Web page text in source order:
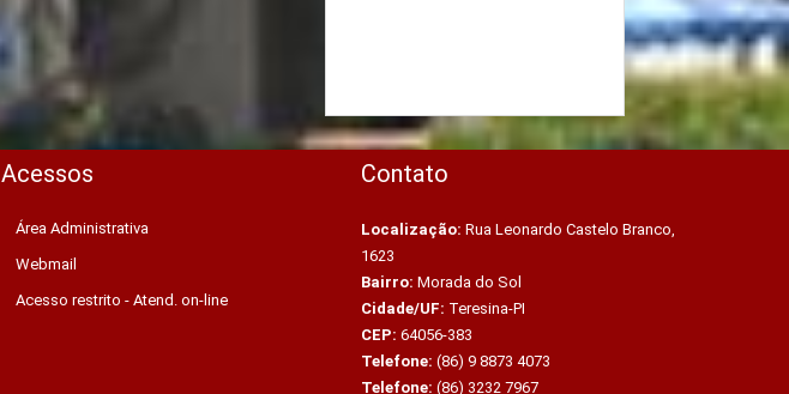
Acessos
Área Administrativa
Webmail
Acesso restrito - Atend. on-line
Contato
Localização: Rua Leonardo Castelo Branco,
1623
Bairro: Morada do Sol
Cidade/UF: Teresina-PI
CEP: 64056-383
Telefone: (86) 9 8873 4073
Telefone: (86) 3232 7967